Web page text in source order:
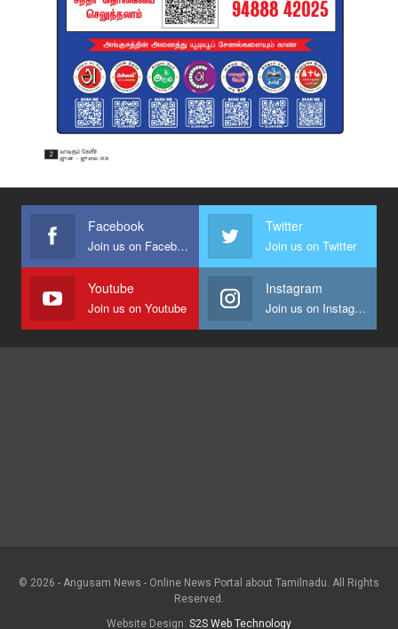
Facebook
Join us on Facebook
Twitter
Join us on Twitter
Youtube
Join us on Youtube
Instagram
Join us on Instagram
© 2026 - Angusam News - Online News Portal about Tamilnadu. All Rights
Reserved.
Website Design: S2S Web Technology